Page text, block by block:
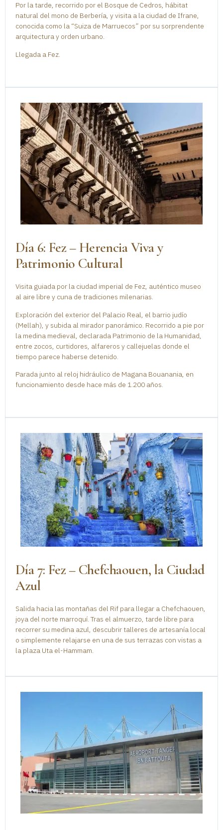
Por la tarde, recorrido por el Bosque de Cedros, hábitat
natural del mono de Berbería, y visita a la ciudad de Ifrane,
conocida como la “Suiza de Marruecos” por su sorprendente
arquitectura y orden urbano.
Llegada a Fez.
Día 6: Fez – Herencia Viva y
Patrimonio Cultural
Visita guiada por la ciudad imperial de Fez, auténtico museo
al aire libre y cuna de tradiciones milenarias.
Exploración del exterior del Palacio Real, el barrio judío
(Mellah), y subida al mirador panorámico. Recorrido a pie por
la medina medieval, declarada Patrimonio de la Humanidad,
entre zocos, curtidores, alfareros y callejuelas donde el
tiempo parece haberse detenido.
Parada junto al reloj hidráulico de Magana Bouanania, en
funcionamiento desde hace más de 1.200 años.
Día 7: Fez – Chefchaouen, la Ciudad
Azul
Salida hacia las montañas del Rif para llegar a Chefchaouen,
joya del norte marroquí. Tras el almuerzo, tarde libre para
recorrer su medina azul, descubrir talleres de artesanía local
o simplemente relajarse en una de sus terrazas con vistas a
la plaza Uta el-Hammam.